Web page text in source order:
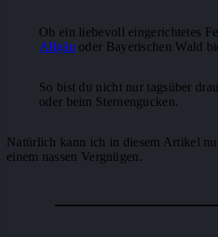
Ob ein liebevoll eingerichtetes
Allgäu oder Bayerischen Wald
So bist du nicht nur tagsüber
oder beim Sternengucken.
Natürlich kann ich in diesem Artikel
einem nassen Vergnügen.